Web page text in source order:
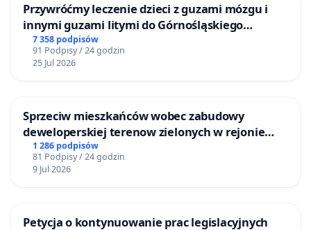
Przywróćmy leczenie dzieci z guzami mózgu i
innymi guzami litymi do Górnośląskiego
Centrum Zdrowia Dziecka w Katowicach
7 358 podpisów
91 Podpisy / 24 godzin
25 Jul 2026
Sprzeciw mieszkańców wobec zabudowy
deweloperskiej terenow zielonych w rejonie
Bulwarów Straceńskich w Bielsku-Białej
1 286 podpisów
81 Podpisy / 24 godzin
9 Jul 2026
Petycja o kontynuowanie prac legislacyjnych